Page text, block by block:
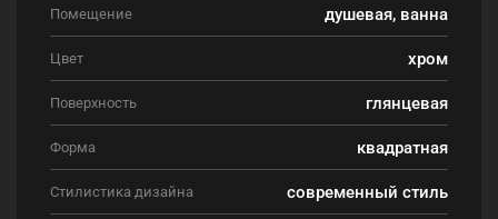
Помещение душевая, ванна
Цвет хром
Поверхность глянцевая
Форма квадратная
Стилистика дизайна современный стиль